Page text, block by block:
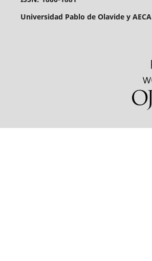
Universidad Pablo de Olavide y AECA